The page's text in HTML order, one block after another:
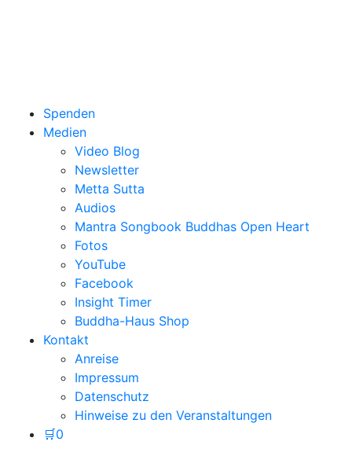
Spenden
Medien
Video Blog
Newsletter
Metta Sutta
Audios
Mantra Songbook Buddhas Open Heart
Fotos
YouTube
Facebook
Insight Timer
Buddha-Haus Shop
Kontakt
Anreise
Impressum
Datenschutz
Hinweise zu den Veranstaltungen
🛒0